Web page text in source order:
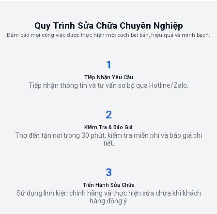
Quy Trình Sửa Chữa Chuyên Nghiệp
Đảm bảo mọi công việc được thực hiện một cách bài bản, hiệu quả và minh bạch.
1
Tiếp Nhận Yêu Cầu
Tiếp nhận thông tin và tư vấn sơ bộ qua Hotline/Zalo.
2
Kiểm Tra & Báo Giá
Thợ đến tận nơi trong 30 phút, kiểm tra miễn phí và báo giá chi
tiết.
3
Tiến Hành Sửa Chữa
Sử dụng linh kiện chính hãng và thực hiện sửa chữa khi khách
hàng đồng ý.